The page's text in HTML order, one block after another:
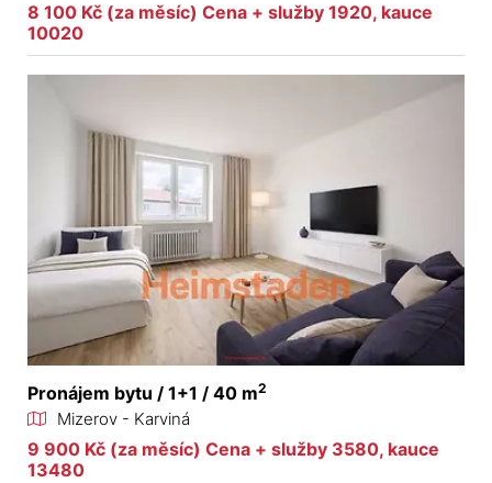
8 100 Kč (za měsíc) Cena + služby 1920, kauce
10020
Pronájem bytu / 1+1 / 40 m2
Mizerov - Karviná
9 900 Kč (za měsíc) Cena + služby 3580, kauce
13480